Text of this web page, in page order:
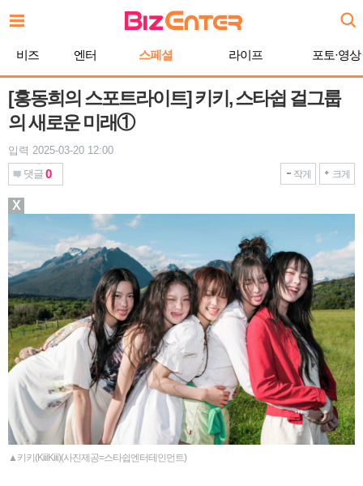
문
기
비즈 엔터 스페셜 라이프 포토·영상
[홍동희의 스포트라이트] 키키, 스타쉽 걸그룹
의 새로운 미래①
입력 2025-03-20 12:00
댓글 0 작게 크게
▲키키(KiiiKiii)(사진제공=스타쉽엔터테인먼트)
X